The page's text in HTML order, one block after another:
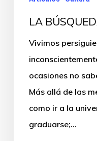
LA
Vivimos
ocasiones no
Más allá de las
como ir a la
graduarse;…